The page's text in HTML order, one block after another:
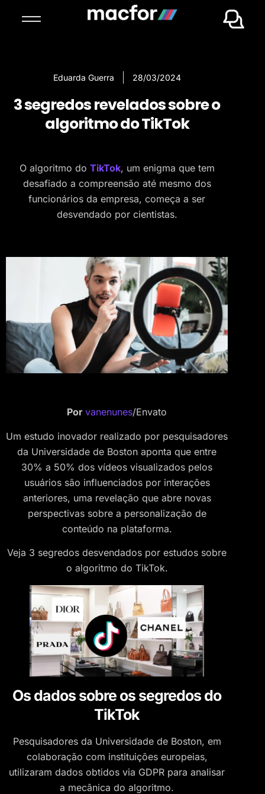
Eduarda Guerra 28/03/2024
3 segredos revelados sobre o
algoritmo do TikTok
O algoritmo do TikTok, um enigma que tem
desafiado a compreensão até mesmo dos
funcionários da empresa, começa a ser
desvendado por cientistas.
Por vanenunes/Envato
Um estudo inovador realizado por pesquisadores
da Universidade de Boston aponta que entre
30% a 50% dos vídeos visualizados pelos
usuários são influenciados por interações
anteriores, uma revelação que abre novas
perspectivas sobre a personalização de
conteúdo na plataforma.
Veja 3 segredos desvendados por estudos sobre
o algoritmo do TikTok.
Os dados sobre os segredos do
TikTok
Pesquisadores da Universidade de Boston, em
colaboração com instituições europeias,
utilizaram dados obtidos via GDPR para analisar
a mecânica do algoritmo.